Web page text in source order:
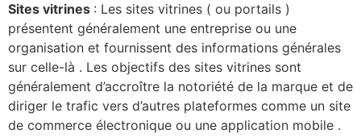
Sites vitrines : Les sites vitrines ( ou portails )
présentent généralement une entreprise ou une
organisation et fournissent des informations générales
sur celle-là . Les objectifs des sites vitrines sont
généralement d’accroître la notoriété de la marque et de
diriger le trafic vers d’autres plateformes comme un site
de commerce électronique ou une application mobile .